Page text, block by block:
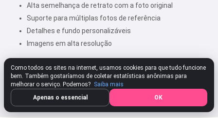
Alta semelhança de retrato com a foto original
Suporte para múltiplas fotos de referência
Detalhes e fundo personalizáveis
Imagens em alta resolução
★★★★★4.80 312 Configurações Avaliar
Como todos os sites na internet, usamos cookies para que tudo funcione
bem. Também gostaríamos de coletar estatísticas anônimas para
melhorar o serviço. Podemos? Saiba mais
Apenas o essencial
OK